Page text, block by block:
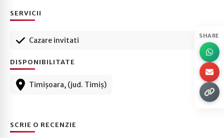
SHARE
SERVICII
Cazare invitati
DISPONIBILITATE
Timișoara, (jud. Timiș)
SCRIE O RECENZIE